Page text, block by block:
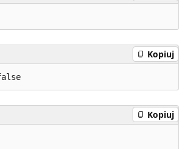
Kopiuj
Kopiuj